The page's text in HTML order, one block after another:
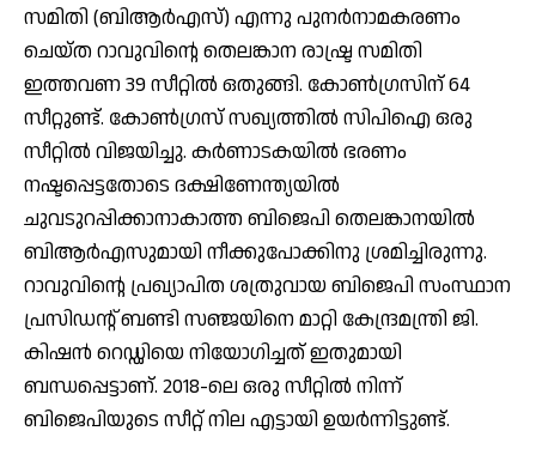
സമിതി (ബിആര്‍എസ്) എന്നു പുനര്‍നാമകരണം
ചെയ്ത റാവുവിന്റെ തെലങ്കാന രാഷ്ട്ര സമിതി
ഇത്തവണ 39 സീറ്റില്‍ ഒതുങ്ങി. കോണ്‍ഗ്രസിന് 64
സീറ്റുണ്ട്. കോണ്‍ഗ്രസ് സഖ്യത്തില്‍ സിപിഐ ഒരു
സീറ്റില്‍ വിജയിച്ചു. കര്‍ണാടകയില്‍ ഭരണം
നഷ്ടപ്പെട്ടതോടെ ദക്ഷിണേന്ത്യയില്‍
ചുവടുറപ്പിക്കാനാകാത്ത ബിജെപി തെലങ്കാനയില്‍
ബിആര്‍എസുമായി നീക്കുപോക്കിനു ശ്രമിച്ചിരുന്നു.
റാവുവിന്റെ പ്രഖ്യാപിത ശത്രുവായ ബിജെപി സംസ്ഥാന
പ്രസിഡന്റ് ബണ്ടി സഞ്ജയിനെ മാറ്റി കേന്ദ്രമന്ത്രി ജി.
കിഷന്‍ റെഡ്ഡിയെ നിയോഗിച്ചത് ഇതുമായി
ബന്ധപ്പെട്ടാണ്. 2018-ലെ ഒരു സീറ്റില്‍ നിന്ന്
ബിജെപിയുടെ സീറ്റ് നില എട്ടായി ഉയര്‍ന്നിട്ടുണ്ട്.